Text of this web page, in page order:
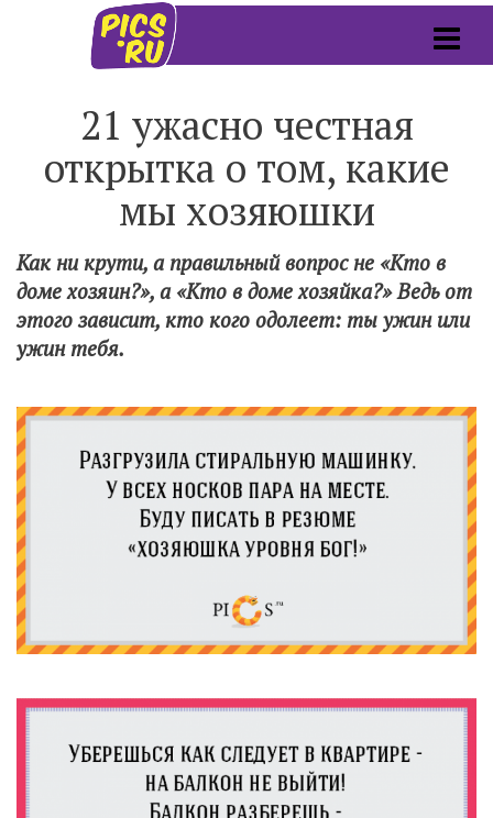
21 ужасно честная
открытка о том, какие
мы хозяюшки
Как ни крути, а правильный вопрос не «Кто в
доме хозяин?», а «Кто в доме хозяйка?» Ведь от
этого зависит, кто кого одолеет: ты ужин или
ужин тебя.